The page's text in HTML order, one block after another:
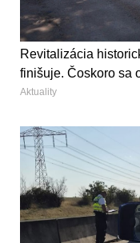
Revitalizácia
finišuje. Čoskoro sa
Aktuality